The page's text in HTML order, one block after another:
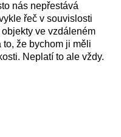
nás nepřestává
řeč v souvislosti
ve vzdáleném
že bychom ji měli
Neplatí to ale vždy.